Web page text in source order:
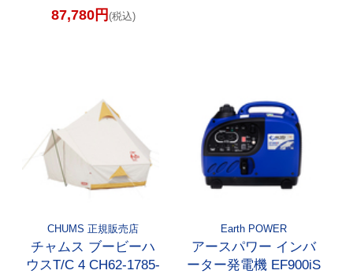
87,780円 (税込)
CHUMS 正規販売店
チャムス ブービーハ
ウスT/C 4 CH62-1785-
Earth POWER
アースパワー インバ
ーター発電機 EF900iS